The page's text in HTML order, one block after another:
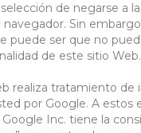
de negarse a
navegador. Sin
puede ser que no
de este sitio Web.
realiza tratamiento de
por Google. A estos
Inc. tiene la